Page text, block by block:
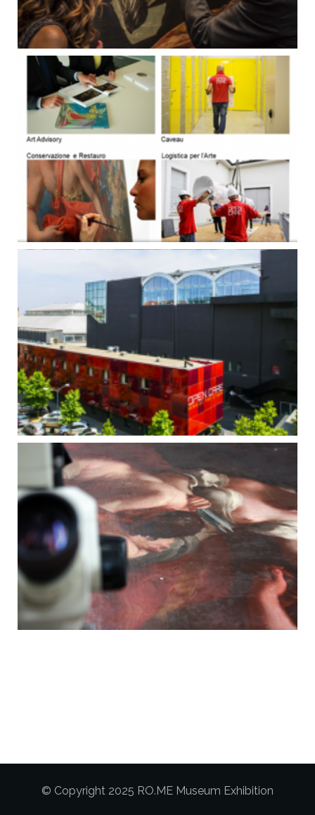
© Copyright 2025 RO.ME Museum Exhibition